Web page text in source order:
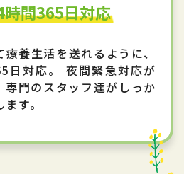
間365日対応
養生活を送れるように、
日対応。 夜間緊急対応が
専門のスタッフ達がしっか
す。